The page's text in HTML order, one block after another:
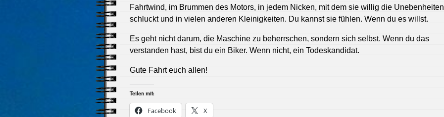
Fahrtwind, im Brummen des Motors, in jedem Nicken, mit dem sie willig die Unebenheiten
schluckt und in vielen anderen Kleinigkeiten. Du kannst sie fühlen. Wenn du es willst.
Es geht nicht darum, die Maschine zu beherrschen, sondern sich selbst. Wenn du das
verstanden hast, bist du ein Biker. Wenn nicht, ein Todeskandidat.
Gute Fahrt euch allen!
Teilen mit:
Facebook X